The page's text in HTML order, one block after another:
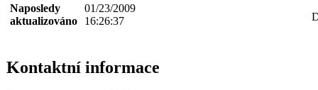
Naposledy
aktualizováno
01/23/2009
16:26:37
Kontaktní informace